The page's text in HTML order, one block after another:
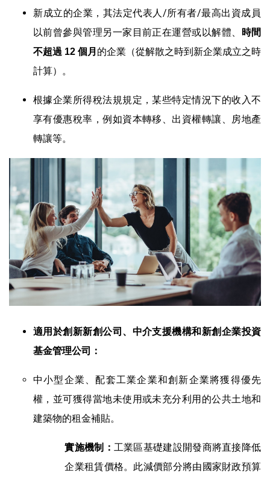
新成立的企業，其法定代表人/所有者/最高出資成員
以前曾參與管理另一家目前正在運營或以解體、
時間
不超過 12 個月 的企業（從解散之時到新企業成立之時
計算）。
根據企業所得稅法規規定，某些特定情況下的收入不
享有優惠稅率，例如資本轉移、出資權轉讓、房地產
轉讓等。
適用於創新新創公司、中介支援機構和新創企業投資
基金管理公司：
中小型企業、配套工業企業和創新企業將獲得優先
權，並可獲得當地未使用或未充分利用的公共土地和
建築物的租金補貼。
實施機制： 工業區基礎建設開發商將直接降低
企業租賃價格。此減價部分將由國家財政預算